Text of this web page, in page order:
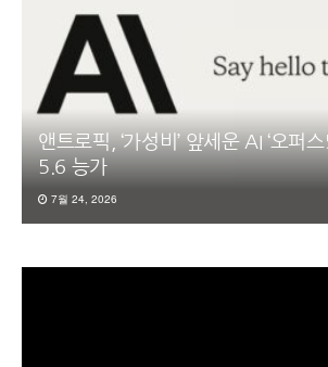
앤트로픽, ‘가성비’ 앞세운 AI ‘오퍼
5.6 능가
7월 24, 2026